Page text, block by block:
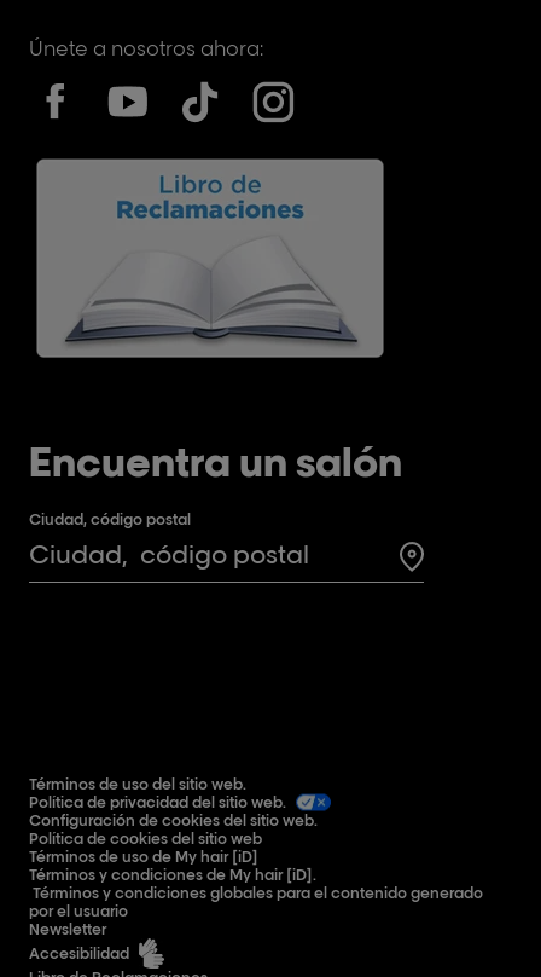
Únete a nosotros ahora:
Encuentra un salón
Ciudad, código postal
Search for a
Términos de uso del sitio web.
Política de privacidad del sitio web.
Configuración de cookies del sitio web.
Política de cookies del sitio web
Términos de uso de My hair [iD]
Términos y condiciones de My hair [iD].
Términos y condiciones globales para el contenido generado
por el usuario
Newsletter
Accesibilidad